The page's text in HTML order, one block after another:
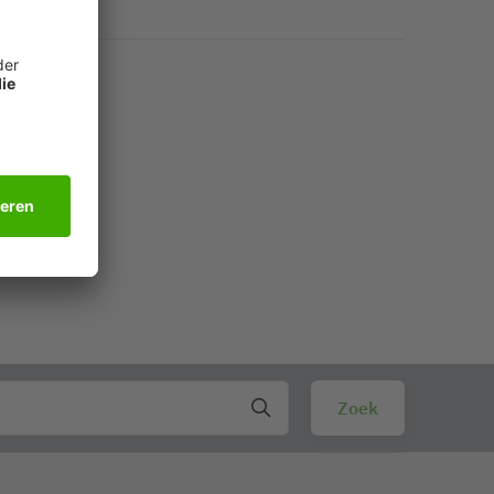
– geen papierstoringen meer – en
vlakheid en een hoge oppervlaktegladheid
is ontworpen voor kleurenlaserprinters van